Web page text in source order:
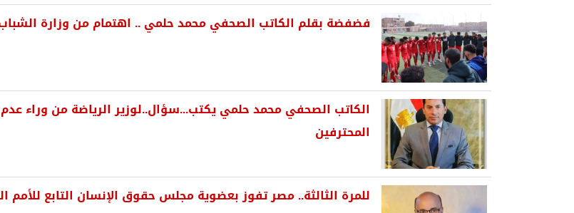
فضفضة بقلم الكاتب الصحفي محمد حلمي .. اهتمام من وزارة الشباب
الكاتب الصحفي محمد حلمي يكتب...سؤال..لوزير الرياضة من وراء عدم
المحترفين
للمرة الثالثة.. مصر تفوز بعضوية مجلس حقوق الإنسان التابع للأمم